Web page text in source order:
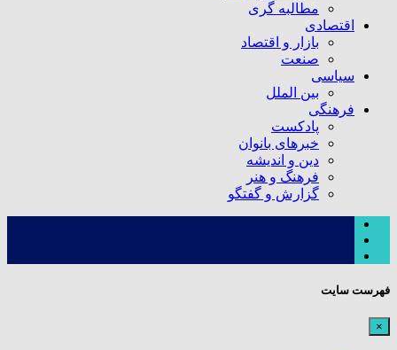
مطالبه گری
اقتصادی
بازار و اقتصاد
صنعت
سیاسی
بین الملل
فرهنگی
پادکست
خبرهای بانوان
دین و اندیشه
فرهنگ و هنر
گزارش و گفتگو
فهرست سایت
×